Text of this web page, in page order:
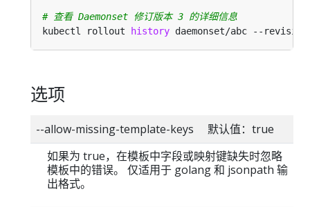
# 查看 Daemonset 修订版本 3 的详细信息
kubectl rollout history daemonset/abc --revision
选项
--allow-missing-template-keys 默认值：true
如果为 true，在模板中字段或映射键缺失时忽略
模板中的错误。 仅适用于 golang 和 jsonpath 输
出格式。